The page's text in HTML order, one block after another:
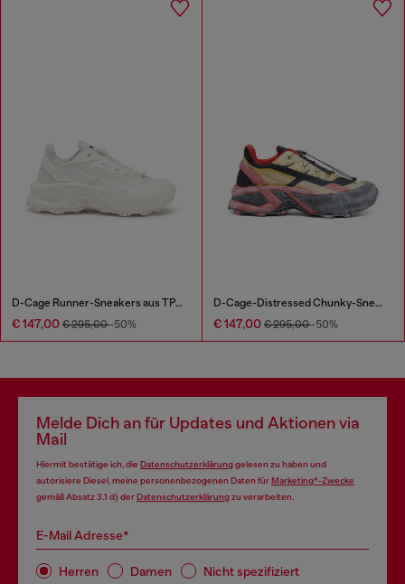
D-Cage Runner-Sneakers aus TPU-besetztem Ripstop
€ 147,00 € 295,00-50%
D-Cage-Distressed Chunky-Sneaker aus Ripstop
€ 147,00 € 295,00-50%
Melde Dich an für Updates und Aktionen via
Mail
Hiermit bestätige ich, die Datenschutzerklärunggelesen zu haben und
autorisiere Diesel, meine personenbezogenen Daten fürMarketing*-Zwecke
gemäß Absatz 3.1 d) derDatenschutzerklärungzu verarbeiten.
E-Mail Adresse*
Herren Damen Nicht spezifiziert